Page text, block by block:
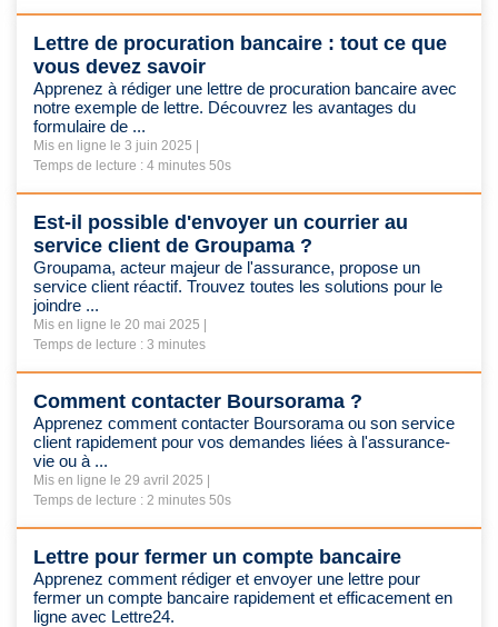
Lettre de procuration bancaire : tout ce que
vous devez savoir
Apprenez à rédiger une lettre de procuration bancaire avec
notre exemple de lettre. Découvrez les avantages du
formulaire de ...
Mis en ligne le 3 juin 2025 |
Temps de lecture : 4 minutes 50s
Est-il possible d'envoyer un courrier au
service client de Groupama ?
Groupama, acteur majeur de l'assurance, propose un
service client réactif. Trouvez toutes les solutions pour le
joindre ...
Mis en ligne le 20 mai 2025 |
Temps de lecture : 3 minutes
Comment contacter Boursorama ?
Apprenez comment contacter Boursorama ou son service
client rapidement pour vos demandes liées à l'assurance-
vie ou à ...
Mis en ligne le 29 avril 2025 |
Temps de lecture : 2 minutes 50s
Lettre pour fermer un compte bancaire
Apprenez comment rédiger et envoyer une lettre pour
fermer un compte bancaire rapidement et efficacement en
ligne avec Lettre24.